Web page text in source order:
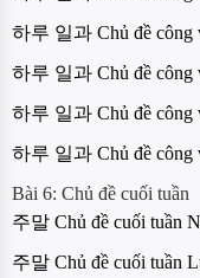
하루 일과 Chủ đề công
하루 일과 Chủ đề công
하루 일과 Chủ đề công
하루 일과 Chủ đề công
Bài 6: Chủ đề cuối tuần
주말 Chủ đề cuối tuần
주말 Chủ đề cuối tuần